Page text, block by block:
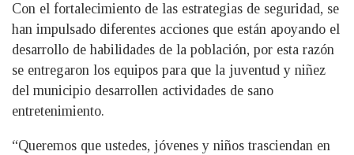
Con el fortalecimiento de las estrategias de seguridad, se
han impulsado diferentes acciones que están apoyando el
desarrollo de habilidades de la población, por esta razón
se entregaron los equipos para que la juventud y niñez
del municipio desarrollen actividades de sano
entretenimiento.
“Queremos que ustedes, jóvenes y niños trasciendan en